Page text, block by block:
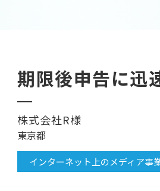
期限後申告に迅
株式会社R様
東京都
インターネット上のメディア事